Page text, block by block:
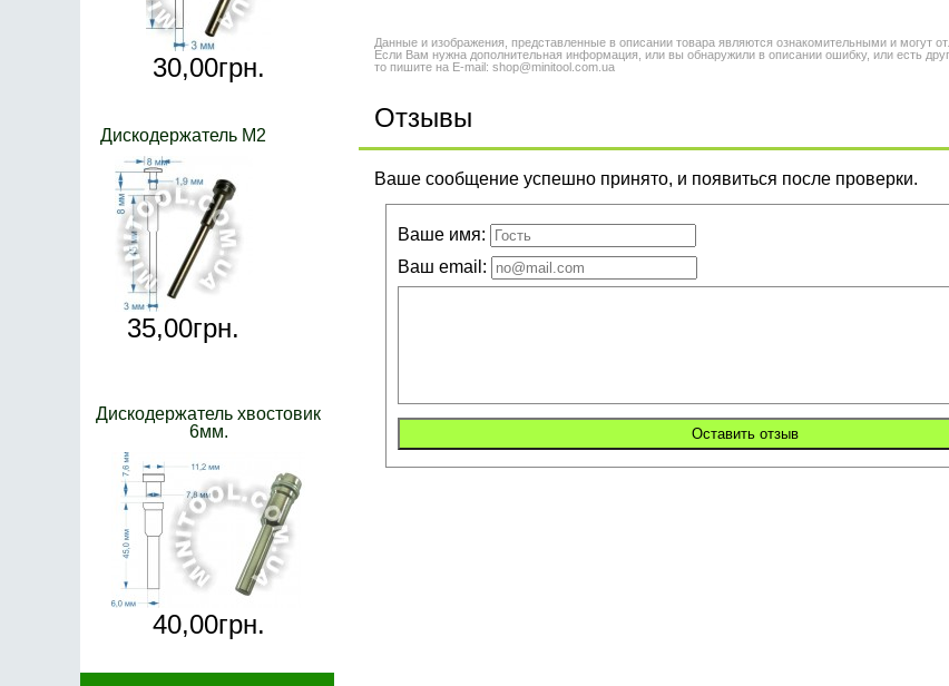
Данные и изображения, представленные в описании товара являются ознакомительными и могут
Если Вам нужна дополнительная информация, или вы обнаружили в описании ошибку, или есть
то пишите на E-mail: shop@minitool.com.ua
Отзывы
Ваше сообщение успешно принято, и появиться после проверки.
Ваше имя:
Ваш email:
30,00грн.
Дискодержатель M2
35,00грн.
Дискодержатель хвостовик
6мм.
40,00грн.